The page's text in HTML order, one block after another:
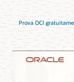
Prova OCI